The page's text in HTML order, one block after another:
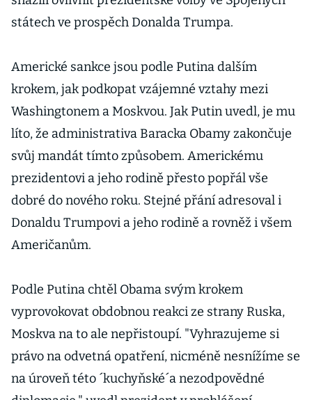
státech ve prospěch Donalda Trumpa.
Americké sankce jsou podle Putina dalším
krokem, jak podkopat vzájemné vztahy mezi
Washingtonem a Moskvou. Jak Putin uvedl, je mu
líto, že administrativa Baracka Obamy zakončuje
svůj mandát tímto způsobem. Americkému
prezidentovi a jeho rodině přesto popřál vše
dobré do nového roku. Stejné přání adresoval i
Donaldu Trumpovi a jeho rodině a rovněž i všem
Američanům.
Podle Putina chtěl Obama svým krokem
vyprovokovat obdobnou reakci ze strany Ruska,
Moskva na to ale nepřistoupí. "Vyhrazujeme si
právo na odvetná opatření, nicméně nesnížíme se
na úroveň této ´kuchyňské´a nezodpovědné